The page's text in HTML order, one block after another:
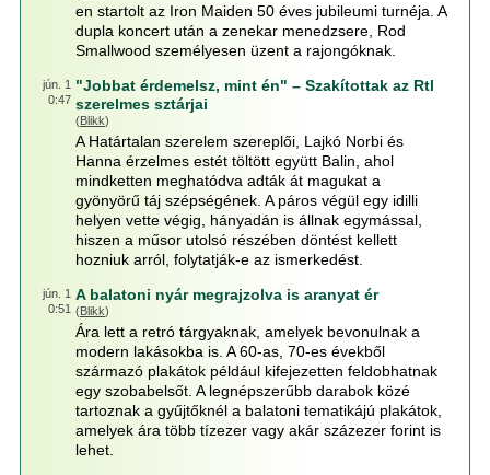
en startolt az Iron Maiden 50 éves jubileumi turnéja. A
dupla koncert után a zenekar menedzsere, Rod
Smallwood személyesen üzent a rajongóknak.
jún. 1
0:47
"Jobbat érdemelsz, mint én" – Szakítottak az Rtl
szerelmes sztárjai
(Blikk)
A Határtalan szerelem szereplői, Lajkó Norbi és
Hanna érzelmes estét töltött együtt Balin, ahol
mindketten meghatódva adták át magukat a
gyönyörű táj szépségének. A páros végül egy idilli
helyen vette végig, hányadán is állnak egymással,
hiszen a műsor utolsó részében döntést kellett
hozniuk arról, folytatják-e az ismerkedést.
jún. 1
0:51
A balatoni nyár megrajzolva is aranyat ér
(Blikk)
Ára lett a retró tárgyaknak, amelyek bevonulnak a
modern lakásokba is. A 60-as, 70-es évekből
származó plakátok például kifejezetten feldobhatnak
egy szobabelsőt. A legnépszerűbb darabok közé
tartoznak a gyűjtőknél a balatoni tematikájú plakátok,
amelyek ára több tízezer vagy akár százezer forint is
lehet.